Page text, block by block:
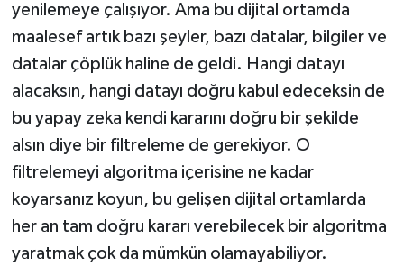
yenilemeye çalışıyor. Ama bu dijital ortamda
maalesef artık bazı şeyler, bazı datalar, bilgiler ve
datalar çöplük haline de geldi. Hangi datayı
alacaksın, hangi datayı doğru kabul edeceksin de
bu yapay zeka kendi kararını doğru bir şekilde
alsın diye bir filtreleme de gerekiyor. O
filtrelemeyi algoritma içerisine ne kadar
koyarsanız koyun, bu gelişen dijital ortamlarda
her an tam doğru kararı verebilecek bir algoritma
yaratmak çok da mümkün olamayabiliyor.